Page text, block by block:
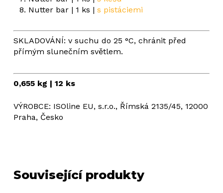
Žádné produkty v košíku.
Go to shop
Nutter bar | 1 ks | s pistáciemi
SKLADOVÁNÍ: v suchu do 25 °C, chránit před
přímým slunečním světlem.
0,655 kg | 12 ks
VÝROBCE: ISOline EU, s.r.o., Římská 2135/45, 12000
Praha, Česko
Související produkty